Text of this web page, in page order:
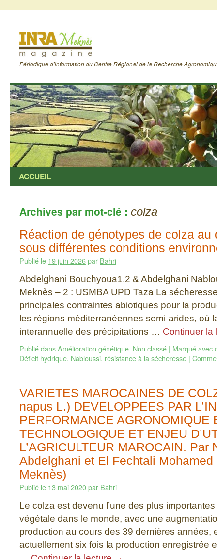
Périodique d’information du Centre Régional de la Recherche
ACCUEIL
Archives par mot-clé : colza
Réaction de génotypes de colza au
sous différentes conditions
Publié le 19 juin 2026par Bahri
Abdelghani Bouchyoua1,2 & Abdelghani
Meknès – 2 : USMBA UPD Taza La
principales contraintes abiotiques pour la
les régions méditerranéennes semi-arides, où
interannuelle des précipitations … Continuer
Publié dansAmélioration génétique, Non classé | Marqué avec
Déficit hydrique, Nabloussi, résistance à la sécheresse |
VARIETES MAROCAINES DE
napus L.) DEVELOPPEES PAR
PERFORMANCE AGRONOMIQUE
TECHNOLOGIQUE ET ENJEU
L’AGRICULTEUR MAROCAIN. Par
Abdelghani et El Fechtali Mohamed
Meknès)
Publié le 13 mai 2020par Bahri
Le colza est devenu l’une des plus importantes
végétale dans le monde, avec une
production au cours des 39 dernières années,
actuellement six fois la production enregistrée